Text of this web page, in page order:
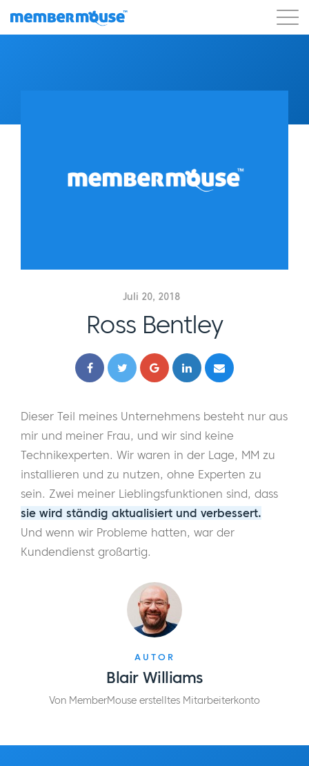
Juli 20, 2018
Ross Bentley
Dieser Teil meines Unternehmens besteht nur aus
mir und meiner Frau, und wir sind keine
Technikexperten. Wir waren in der Lage, MM zu
installieren und zu nutzen, ohne Experten zu
sein. Zwei meiner Lieblingsfunktionen sind, dass
sie wird ständig aktualisiert und verbessert.
Und wenn wir Probleme hatten, war der
Kundendienst großartig.
AUTOR
Blair Williams
Von MemberMouse erstelltes Mitarbeiterkonto